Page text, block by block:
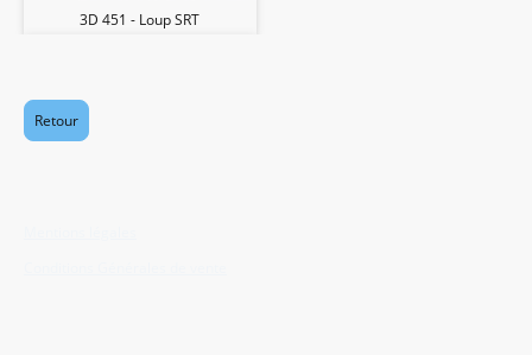
3D 451 - Loup SRT
Retour